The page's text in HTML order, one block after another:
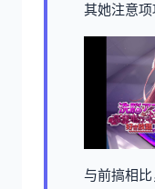
其她注意
与前搞相